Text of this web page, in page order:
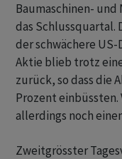
Baumaschinen-
das Schlussquartal.
der schwächere
Aktie blieb trotz
zurück, so dass die
Prozent einbüssten.
allerdings noch
Zweitgrösster